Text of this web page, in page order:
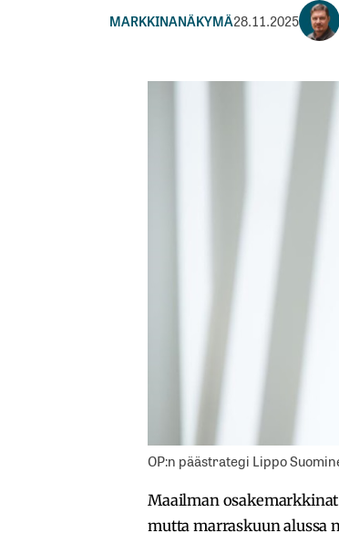
MARKKINANÄKYMÄ28.11.2025
OP:n päästrategi Lippo
Maailman
mutta marraskuun alussa